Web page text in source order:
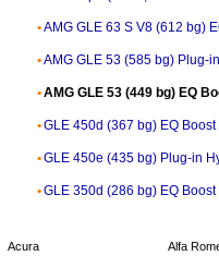
AMG GLE 63 S V8 (612 bg)
AMG GLE 53 (585 bg) Plug-
AMG GLE 53 (449 bg) EQ
GLE 450d (367 bg) EQ Boost
GLE 450e (435 bg) Plug-in
GLE 350d (286 bg) EQ Boost
Acura Alfa